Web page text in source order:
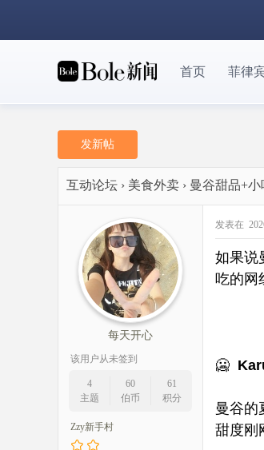
首页 菲律
发新帖
互动论坛 › 美食外卖 › 曼谷甜品+
每天开心
该用户从未签到
4
主题
60
伯币
61
积分
Zzy新手村
发表在
如果说
吃的网
🥶
曼谷的
甜度刚